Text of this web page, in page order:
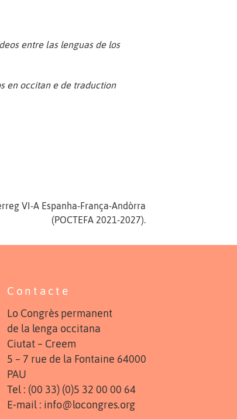
entre las lenguas de los
en occitan e de traduction
VI-A Espanha-França-Andòrra
(POCTEFA 2021-2027).
Contacte
Lo Congrès permanent
de la lenga occitana
Ciutat – Creem
5 – 7 rue de la Fontaine 64000
PAU
Tel : (00 33) (0)5 32 00 00 64
E-mail : info@locongres.org